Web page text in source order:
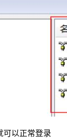
可以正常登录